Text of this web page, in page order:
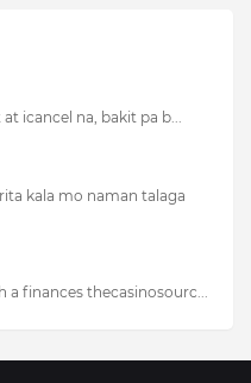
icancel na, bakit pa b...
kala mo naman talaga
a finances thecasinosourc...